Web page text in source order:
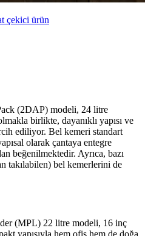
çekici ürün
(2DAP) modeli, 24 litre
birlikte, dayanıklı yapısı ve
ediliyor. Bel kemeri standart
olarak çantaya entegre
beğenilmektedir. Ayrıca, bazı
takılabilen) bel kemerlerini de
(MPL) 22 litre modeli, 16 inç
yapısıyla hem ofis hem de doğa